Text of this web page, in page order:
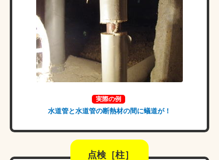
実際の例
水道管と水道管の断熱材の間に蟻道が！
点検［柱］